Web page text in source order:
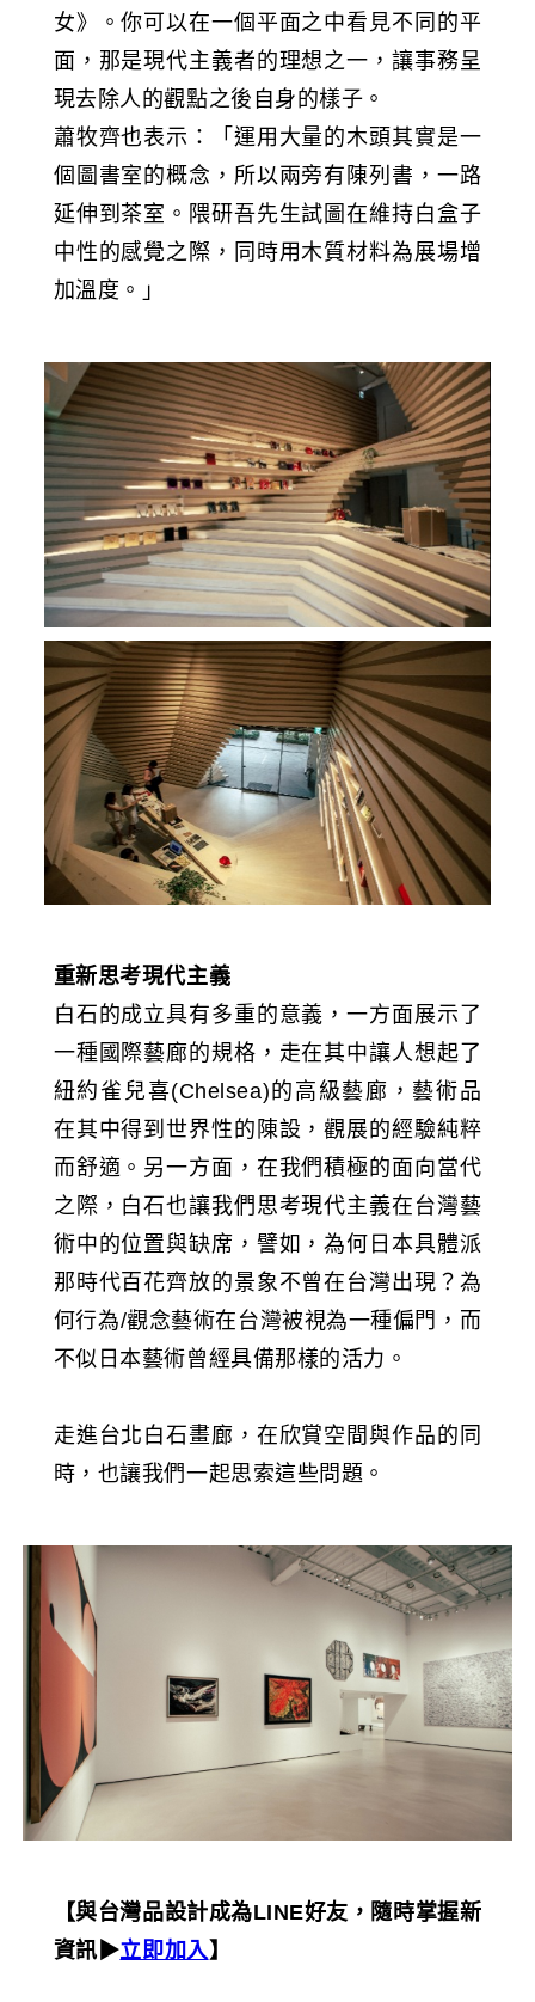
女》。你可以在一個平面之中看見不同的平
面，那是現代主義者的理想之一，讓事務呈
現去除人的觀點之後自身的樣子。
蕭牧齊也表示：「運用大量的木頭其實是一
個圖書室的概念，所以兩旁有陳列書，一路
延伸到茶室。隈研吾先生試圖在維持白盒子
中性的感覺之際，同時用木質材料為展場增
加溫度。」
重新思考現代主義
白石的成立具有多重的意義，一方面展示了
一種國際藝廊的規格，走在其中讓人想起了
紐約雀兒喜(Chelsea)的高級藝廊，藝術品
在其中得到世界性的陳設，觀展的經驗純粹
而舒適。另一方面，在我們積極的面向當代
之際，白石也讓我們思考現代主義在台灣藝
術中的位置與缺席，譬如，為何日本具體派
那時代百花齊放的景象不曾在台灣出現？為
何行為/觀念藝術在台灣被視為一種偏門，而
不似日本藝術曾經具備那樣的活力。
走進台北白石畫廊，在欣賞空間與作品的同
時，也讓我們一起思索這些問題。
【與台灣品設計成為LINE好友，隨時掌握新
資訊▶︎立即加入】